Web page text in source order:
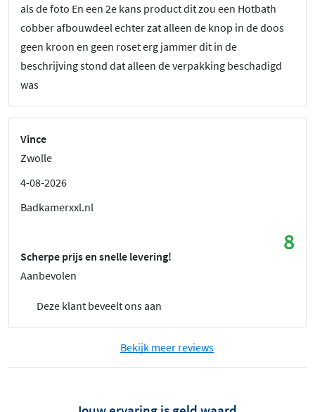
als de foto En een 2e kans product dit zou een Hotbath
cobber afbouwdeel echter zat alleen de knop in de doos
geen kroon en geen roset erg jammer dit in de
beschrijving stond dat alleen de verpakking beschadigd
was
Vince
Zwolle
4-08-2026
Badkamerxxl.nl
8
Scherpe prijs en snelle levering!
Aanbevolen
Deze klant beveelt ons aan
Bekijk meer reviews